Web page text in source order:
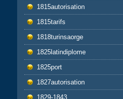
1815autorisation
1815tarifs
1818turinsaorge
1825latindiplome
1825port
1827autorisation
1829-1843